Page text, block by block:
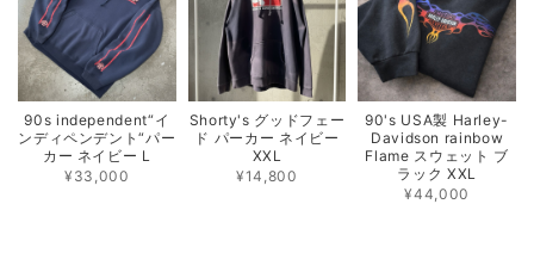
90s independent“イ
ンディペンデント“パー
カー ネイビー L
¥33,000
Shorty's グッドフェー
ド パーカー ネイビー
XXL
¥14,800
90's USA製 Harley-
Davidson rainbow
Flame スウェット ブ
ラック XXL
¥44,000